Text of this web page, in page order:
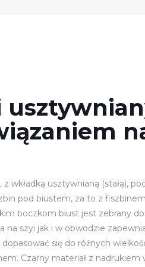
wkładką usztywnianą (stałą),
pod biustem, za to z
boczkom biust jest zebrany
na szyi jak i w obwodzie
się do różnych
Czarny materiał z